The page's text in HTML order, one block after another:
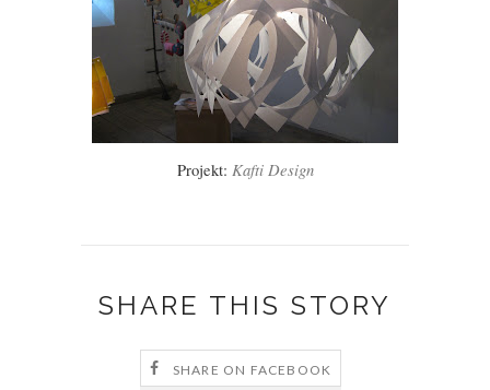
Projekt: Kafti Design
SHARE THIS STORY
SHARE ON FACEBOOK